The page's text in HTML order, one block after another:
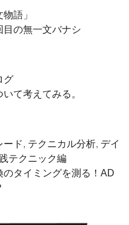
語」
の無一文バナシ
グ
いて考えてみる。
ード, テクニカル分析, デイ
テクニック編
のタイミングを測る！AD